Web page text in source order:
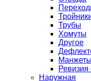
Трубы
Хомуты
Другое
Манжеты
Наружная